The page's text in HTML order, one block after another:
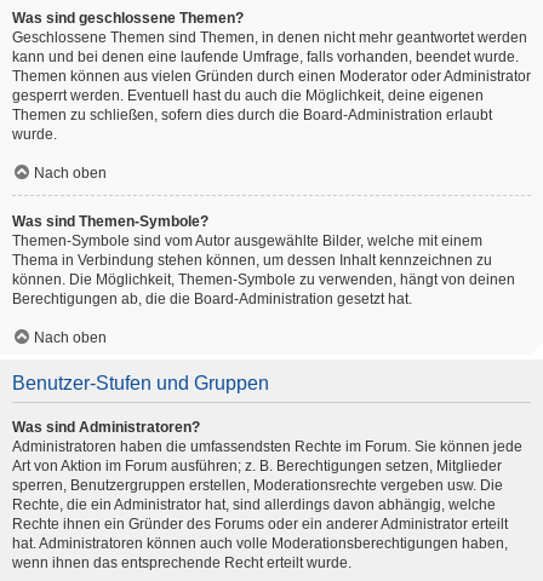
Was sind geschlossene Themen?
Geschlossene Themen sind Themen, in denen nicht mehr geantwortet werden
kann und bei denen eine laufende Umfrage, falls vorhanden, beendet wurde.
Themen können aus vielen Gründen durch einen Moderator oder Administrator
gesperrt werden. Eventuell hast du auch die Möglichkeit, deine eigenen
Themen zu schließen, sofern dies durch die Board-Administration erlaubt
wurde.
Nach oben
Was sind Themen-Symbole?
Themen-Symbole sind vom Autor ausgewählte Bilder, welche mit einem
Thema in Verbindung stehen können, um dessen Inhalt kennzeichnen zu
können. Die Möglichkeit, Themen-Symbole zu verwenden, hängt von deinen
Berechtigungen ab, die die Board-Administration gesetzt hat.
Nach oben
Benutzer-Stufen und Gruppen
Was sind Administratoren?
Administratoren haben die umfassendsten Rechte im Forum. Sie können jede
Art von Aktion im Forum ausführen; z. B. Berechtigungen setzen, Mitglieder
sperren, Benutzergruppen erstellen, Moderationsrechte vergeben usw. Die
Rechte, die ein Administrator hat, sind allerdings davon abhängig, welche
Rechte ihnen ein Gründer des Forums oder ein anderer Administrator erteilt
hat. Administratoren können auch volle Moderationsberechtigungen haben,
wenn ihnen das entsprechende Recht erteilt wurde.